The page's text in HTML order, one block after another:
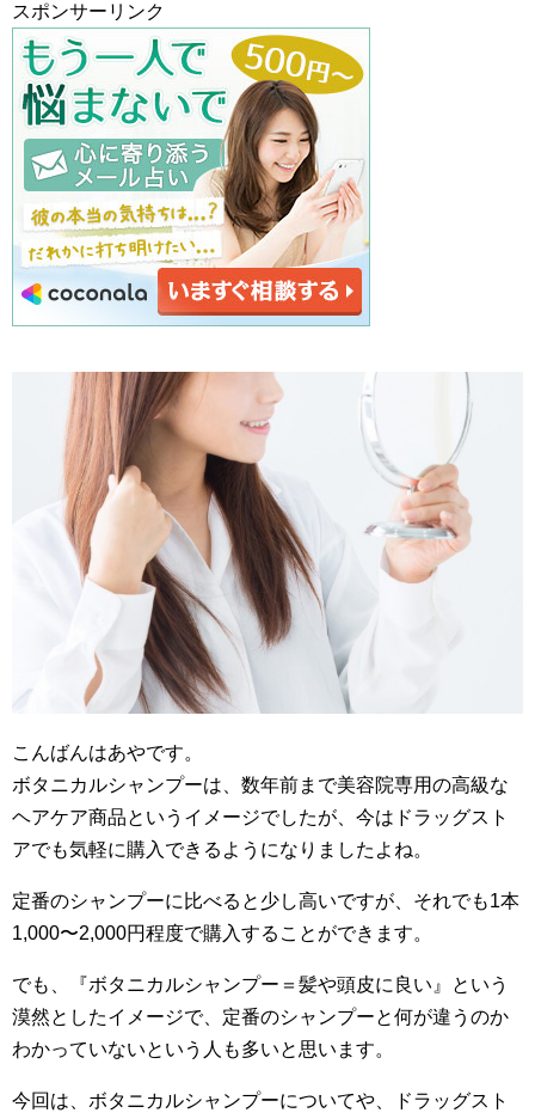
スポンサーリンク
こんばんはあやです。
ボタニカルシャンプーは、数年前まで美容院専用の高級な
ヘアケア商品というイメージでしたが、今はドラッグスト
アでも気軽に購入できるようになりましたよね。
定番のシャンプーに比べると少し高いですが、それでも1本
1,000〜2,000円程度で購入することができます。
でも、『ボタニカルシャンプー＝髪や頭皮に良い』という
漠然としたイメージで、定番のシャンプーと何が違うのか
わかっていないという人も多いと思います。
今回は、ボタニカルシャンプーについてや、ドラッグスト